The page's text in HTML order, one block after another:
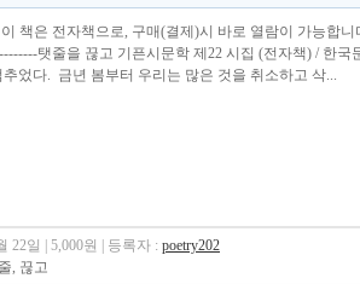
이 책은 전자책으로, 구매(결제)시 바로 열람이 가능합
탯줄을 끊고 기픈시문학 제22 시집 (전자책) / 한
추었다. 금년 봄부터 우리는 많은 것을 취소하고 삭...
22일 | 5,000원 | 등록자 : poetry202
, 끊고